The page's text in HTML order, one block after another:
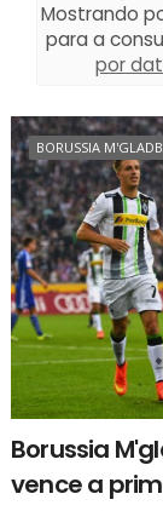
Mostrando
para a
por
BORUSSIA
Borussia
vence a